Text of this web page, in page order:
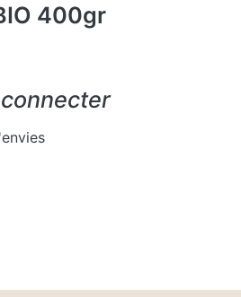
400gr